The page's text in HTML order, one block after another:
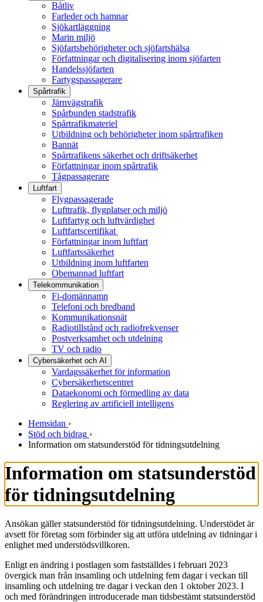
Båtliv
Farleder och hamnar
Sjökartläggning
Marin miljö
Sjöfartsbehörigheter och sjöfartshälsa
Författningar och digitalisering inom sjöfarten
Handelssjöfarten
Fartygspassagerare
Spårtrafik
Järnvägstrafik
Spårbunden stadstrafik
Spårtrafikmateriel
Utbildning och behörigheter inom spårtrafiken
Bannät
Spårtrafikens säkerhet och driftsäkerhet
Författningar inom spårtrafik
Tågpassagerare
Luftfart
Flygpassagerade
Lufttrafik, flygplatser och miljö
Luftfartyg och luftvärdighet
Luftfartscertifikat
Författningar inom luftfart
Luftfartssäkerhet
Utbildning inom luftfarten
Obemannad luftfart
Telekommunikation
Fi-domännamn
Telefoni och bredband
Kommunikationsnät
Radiotillstånd och radiofrekvenser
Postverksamhet och utdelning
TV och radio
Cybersäkerhet och AI
Vardagssäkerhet för information
Cybersäkerhetscentret
Dataekonomi och förmedling av data
Reglering av artificiell intelligens
Hemsidan ›
Stöd och bidrag ›
Information om statsunderstöd för tidningsutdelning
Information om statsunderstöd
för tidningsutdelning
Ansökan gäller statsunderstöd för tidningsutdelning. Understödet är
avsett för företag som förbinder sig att utföra utdelning av tidningar i
enlighet med understödsvillkoren.
Enligt en ändring i postlagen som fastställdes i februari 2023
övergick man från insamling och utdelning fem dagar i veckan till
insamling och utdelning tre dagar i veckan den 1 oktober 2023. I
och med förändringen introducerade man tidsbestämt statsunderstöd